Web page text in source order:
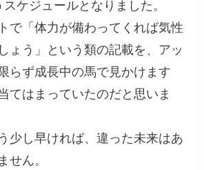
ケジュールとなりました。
で「体力が備わってくれば気性
ょう」という類の記載を、アッ
らず成長中の馬で見かけます
てはまっていたのだと思いま
少し早ければ、違った未来はあ
せん。